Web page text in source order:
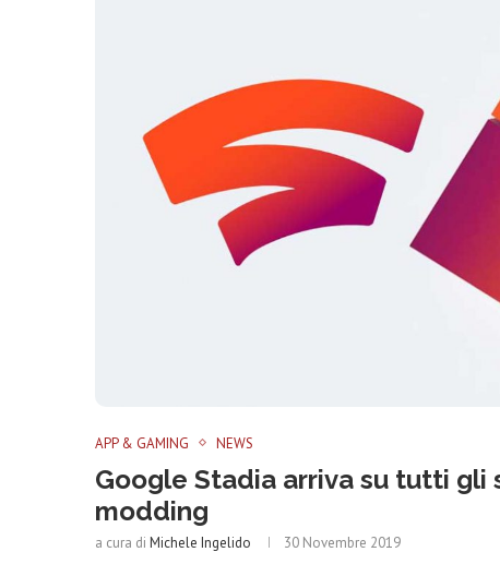
APP & GAMING NEWS
Google Stadia arriva su tutti gli
modding
a cura di Michele Ingelido 30 Novembre 2019